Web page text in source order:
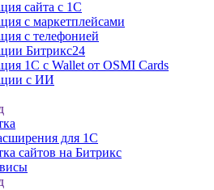
сайта с 1С
с маркетплейсами
с телефонией
Битрикс24
1С с Wallet от OSMI Cards
с ИИ
для 1С
сайтов на Битрикс